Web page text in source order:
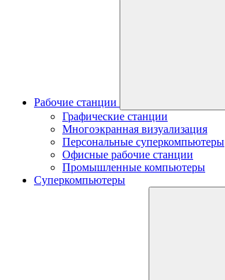
Рабочие станции
Графические станции
Многоэкранная визуализация
Персональные суперкомпьютеры
Офисные рабочие станции
Промышленные компьютеры
Суперкомпьютеры